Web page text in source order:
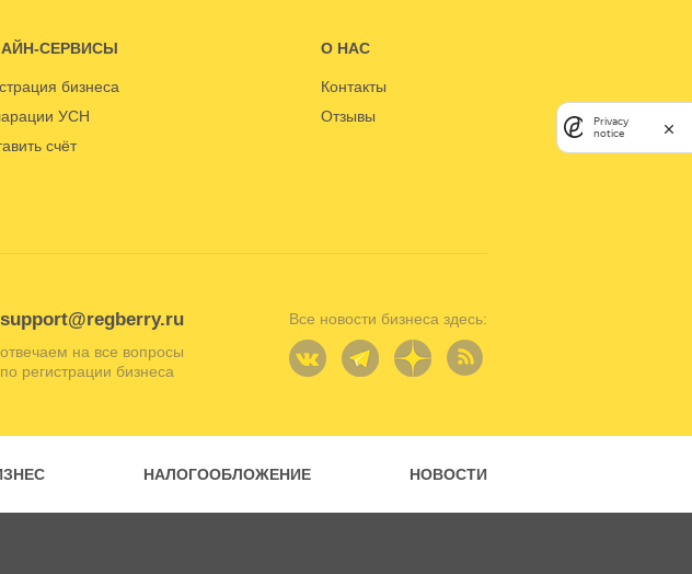
СЕРВИСЫ
бизнеса
УСН
счёт
О НАС
Контакты
Отзывы
support@regberry.ru
отвечаем на все вопросы
по регистрации бизнеса
Все новости бизнеса здесь:
НАЛОГООБЛОЖЕНИЕ НОВОСТИ
Privacy
notice